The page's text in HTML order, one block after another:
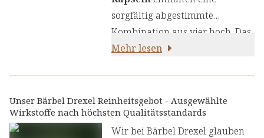
synergetisch für optimale
Stoffwechselunterstützung
wirken:
sorgfältig abgestimmte
Kombination aus vier hoch. Das
Herzstück bildet der
Sizilien, der reich an Vitamin C
und Flavonoiden ist. Ergänzt
wird die Rezeptur durch
Mehr lesen
Unser Bärbel Drexel Reinheitsgebot - Ausgewählte
Wirkstoffe nach höchsten Qualitätsstandards
Wir bei Bärbel Drexel glauben